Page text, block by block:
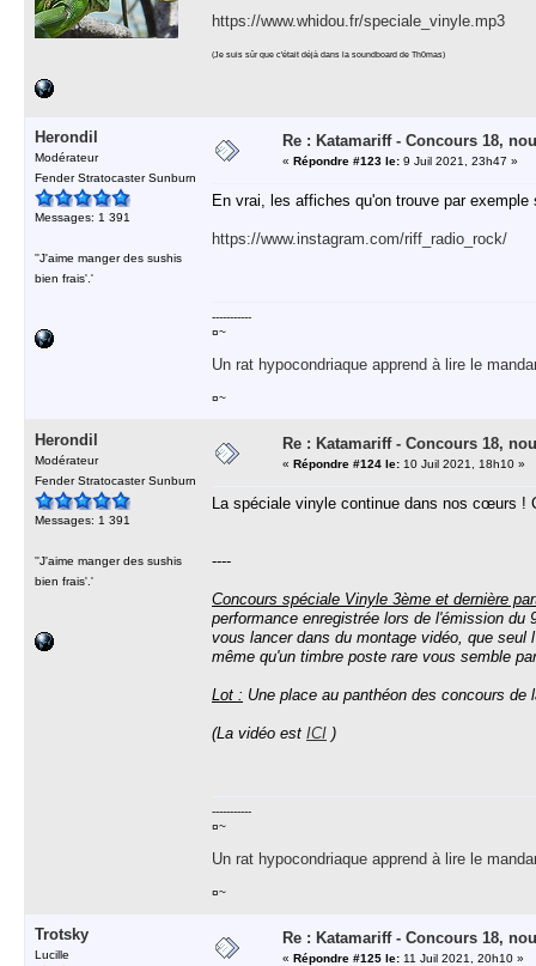
https://www.whidou.fr/speciale_vinyle.mp3
(Je suis sûr que c'était déjà dans la soundboard de Th0mas)
Herondil
Modérateur
Fender Stratocaster Sunburn
Messages: 1 391
''J'aime manger des sushis
bien frais'.'
Re : Katamariff - Concours 18,
« Répondre #123 le: 9 Juil 2021, 23h47 »
En vrai, les affiches qu'on trouve par exemple
https://www.instagram.com/riff_radio_rock/
-----------
¤~
Un rat hypocondriaque apprend à lire le
¤~
Herondil
Modérateur
Fender Stratocaster Sunburn
Messages: 1 391
''J'aime manger des sushis
bien frais'.'
Re : Katamariff - Concours 18,
« Répondre #124 le: 10 Juil 2021, 18h10 »
La spéciale vinyle continue dans nos cœurs !
----
Concours spéciale Vinyle 3ème et dernière
performance enregistrée lors de l'émission
vous lancer dans du montage vidéo, que seul
même qu'un timbre poste rare vous semble
Lot : Une place au panthéon des concours
(La vidéo est ICI )
-----------
¤~
Un rat hypocondriaque apprend à lire le
¤~
Trotsky
Lucille
Re : Katamariff - Concours 18,
« Répondre #125 le: 11 Juil 2021, 20h10 »